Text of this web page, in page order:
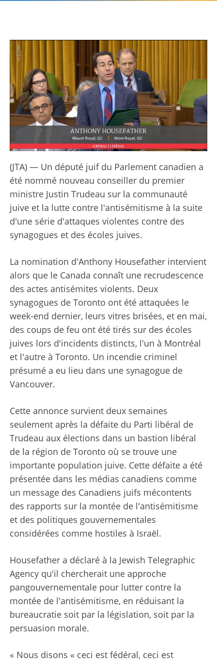
(JTA) — Un député juif du Parlement canadien a
été nommé nouveau conseiller du premier
ministre Justin Trudeau sur la communauté
juive et la lutte contre l'antisémitisme à la suite
d'une série d'attaques violentes contre des
synagogues et des écoles juives.
La nomination d'Anthony Housefather intervient
alors que le Canada connaît une recrudescence
des actes antisémites violents. Deux
synagogues de Toronto ont été attaquées le
week-end dernier, leurs vitres brisées, et en mai,
des coups de feu ont été tirés sur des écoles
juives lors d'incidents distincts, l'un à Montréal
et l'autre à Toronto. Un incendie criminel
présumé a eu lieu dans une synagogue de
Vancouver.
Cette annonce survient deux semaines
seulement après la défaite du Parti libéral de
Trudeau aux élections dans un bastion libéral
de la région de Toronto où se trouve une
importante population juive. Cette défaite a été
présentée dans les médias canadiens comme
un message des Canadiens juifs mécontents
des rapports sur la montée de l'antisémitisme
et des politiques gouvernementales
considérées comme hostiles à Israël.
Housefather a déclaré à la Jewish Telegraphic
Agency qu'il chercherait une approche
pangouvernementale pour lutter contre la
montée de l'antisémitisme, en réduisant la
bureaucratie soit par la législation, soit par la
persuasion morale.
« Nous disons « ceci est fédéral, ceci est